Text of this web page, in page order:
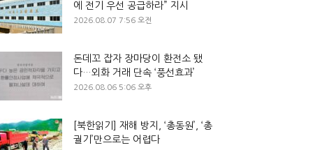
에 전기 우선 공급하라” 지시
2026.08.07 7:56 오전
돈데꼬 잡자 장마당이 환전소 됐
다…외화 거래 단속 ‘풍선효과’
2026.08.06 5:06 오후
[북한읽기] 재해 방지, ‘총동원’, ‘총
궐기’만으로는 어렵다